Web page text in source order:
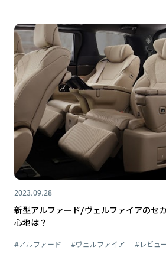
2023.09.28
新型アルファード/ヴェルファイアのセ
心地は？
#アルファード #ヴェルファイア #レビュ